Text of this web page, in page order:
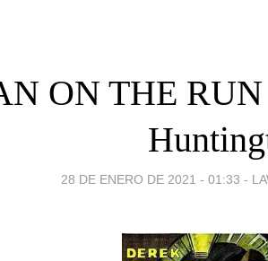
ON THE RUN
28 DE ENERO DE 2021 - 01:33 -